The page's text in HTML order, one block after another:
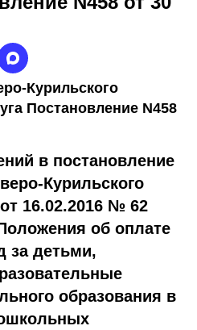
Курильского
Постановление N458
в постановление
Курильского
от 16.02.2016 № 62
об оплате
за детьми,
образования в